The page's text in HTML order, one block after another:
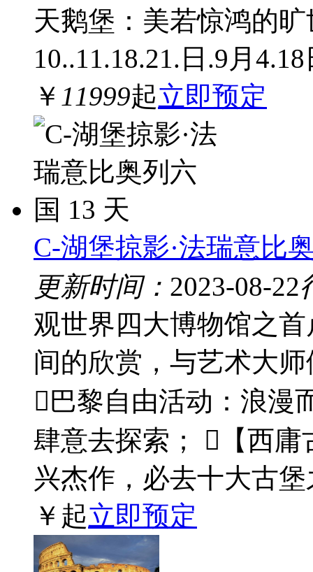
天鹅堡：美若惊鸿的
10..11.18.21.日.9月
￥ 11999起立即预定
C-湖堡掠影·法瑞意比
更新时间： 2023-08-22
观世界四大博物馆之
间的欣赏，与艺术大
巴黎自由活动：浪漫
肆意去探索； 【西
兴杰作，必去十大古
￥ 起立即预定